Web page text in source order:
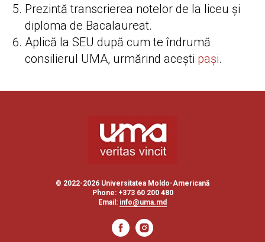
Prezintă transcrierea notelor de la liceu și
diploma de Bacalaureat.
Aplică la SEU după cum te îndrumă
consilierul UMA, urmărind acești pași.
© 2022-2026 Universitatea Moldo-Americană
Phone: +373 60 200 480
Email: info@uma.md